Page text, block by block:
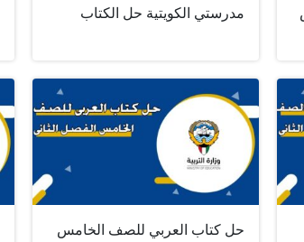
مدرستي الكويتية حل الكتاب
حل كتاب العربي للصف الخامس